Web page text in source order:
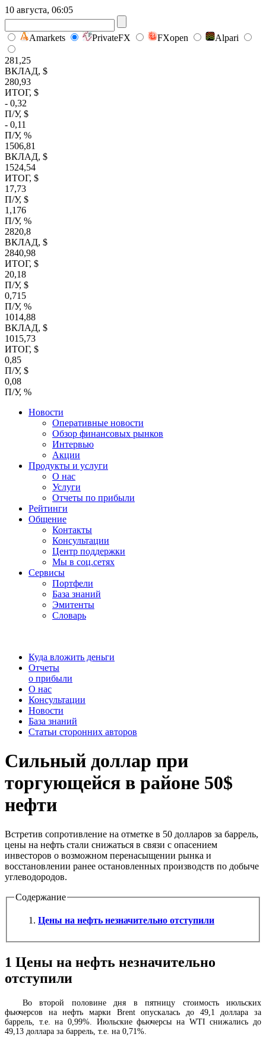
10 августа, 06:05
Amarkets PrivateFX FXopen Alpari
281,25
ВКЛАД, $
280,93
ИТОГ, $
- 0,32
П/У, $
- 0,11
П/У, %
1506,81
ВКЛАД, $
1524,54
ИТОГ, $
17,73
П/У, $
1,176
П/У, %
2820,8
ВКЛАД, $
2840,98
ИТОГ, $
20,18
П/У, $
0,715
П/У, %
1014,88
ВКЛАД, $
1015,73
ИТОГ, $
0,85
П/У, $
0,08
П/У, %
Новости
Оперативные новости
Обзор финансовых рынков
Интервью
Акции
Продукты и услуги
О нас
Услуги
Отчеты по прибыли
Рейтинги
Общение
Контакты
Консультации
Центр поддержки
Мы в соц.сетях
Сервисы
Портфели
База знаний
Эмитенты
Словарь
Куда вложить деньги
Отчеты
о прибыли
О нас
Консультации
Новости
База знаний
Статьи сторонних авторов
Сильный доллар при
торгующейся в районе 50$
нефти
Встретив сопротивление на отметке в 50 долларов за баррель,
цены на нефть стали снижаться в связи с опасением
инвесторов о возможном перенасыщении рынка и
восстановлении ранее остановленных производств по добыче
углеводородов.
Содержание
Цены на нефть незначительно отступили
1 Цены на нефть незначительно
отступили
Во второй половине дня в пятницу стоимость июльских
фьючерсов на нефть марки Brent опускалась до 49,1 доллара за
баррель, т.е. на 0,99%. Июльские фьючерсы на WTI снижались до
49,13 доллара за баррель, т.е. на 0,71%.